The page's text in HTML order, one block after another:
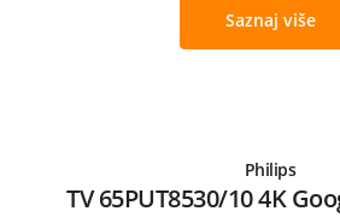
Saznaj više
Philips
TV 65PUT8530/10 4K